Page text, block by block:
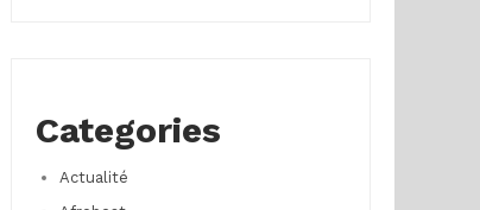
Categories
Actualité